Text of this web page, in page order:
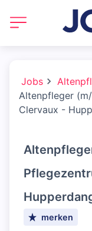
Jobs
Altenpfleger
Clervaux -
merken